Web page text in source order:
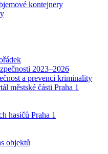
kontejnery
2023–2026
a prevenci kriminality
městské části Praha 1
hasičů Praha 1
objektů